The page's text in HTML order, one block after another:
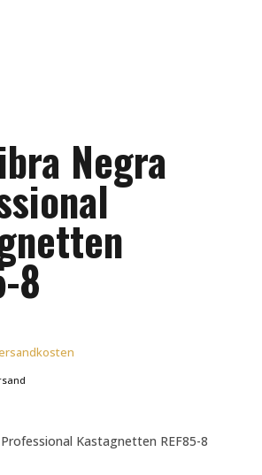
Negra
8
Kastagnetten REF85-8